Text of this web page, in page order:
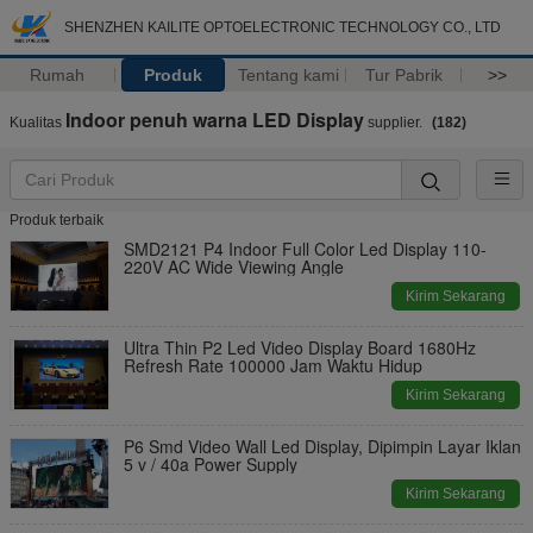
SHENZHEN KAILITE OPTOELECTRONIC TECHNOLOGY CO., LTD
Rumah Produk Tentang kami Tur Pabrik >>
Kualitas Indoor penuh warna LED Display supplier. (182)
Produk terbaik
SMD2121 P4 Indoor Full Color Led Display 110-
220V AC Wide Viewing Angle
Kirim Sekarang
Ultra Thin P2 Led Video Display Board 1680Hz
Refresh Rate 100000 Jam Waktu Hidup
Kirim Sekarang
P6 Smd Video Wall Led Display, Dipimpin Layar Iklan
5 v / 40a Power Supply
Kirim Sekarang